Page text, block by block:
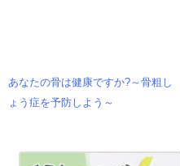
投
あなたの骨は健康ですか?～骨粗し
ょう症を予防しよう～